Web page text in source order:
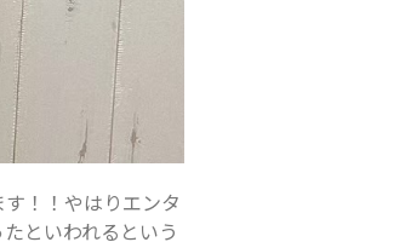
！！やはりエンタ
といわれるという